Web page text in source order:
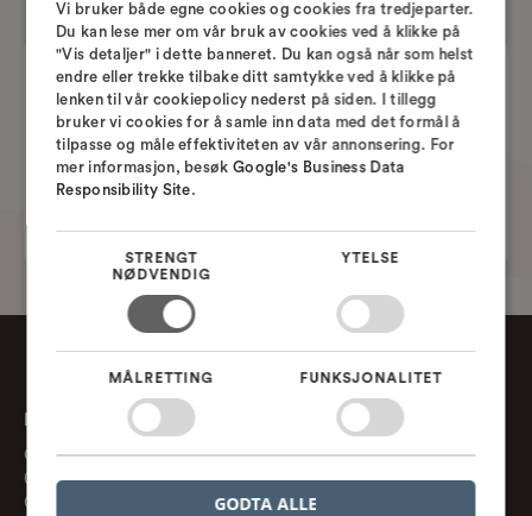
Trenger du hjelp?
Ring hver ukedag
+47 21 55 28 28
Eller skriv til oss
Nordcad AS
Gaustadalleen 21
0349 Oslo, NO
CVR. nr. 918 370 013
DANISH
ENGLISH
SWEDISH
NORWEGIAN
Vi bruker både egne cookies og cookies fra tredjeparter.
Du kan lese mer om vår bruk av cookies ved å klikke på
"Vis detaljer" i dette banneret. Du kan også når som helst
endre eller trekke tilbake ditt samtykke ved å klikke på
lenken til vår cookiepolicy nederst på siden. I tillegg
bruker vi cookies for å samle inn data med det formål å
tilpasse og måle effektiviteten av vår annonsering. For
mer informasjon, besøkGoogle's Business Data
Responsibility Site.
STRENGT
NØDVENDIG
YTELSE
MÅLRETTING FUNKSJONALITET
GODTA ALLE